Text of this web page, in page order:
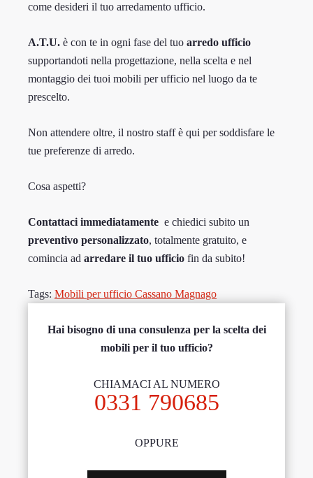
come desideri il tuo arredamento ufficio.
A.T.U. è con te in ogni fase del tuo arredo ufficio
supportandoti nella progettazione, nella scelta e nel
montaggio dei tuoi mobili per ufficio nel luogo da te
prescelto.
Non attendere oltre, il nostro staff è qui per soddisfare le
tue preferenze di arredo.
Cosa aspetti?
Contattaci immediatamente e chiedici subito un
preventivo personalizzato, totalmente gratuito, e
comincia ad arredare il tuo ufficio fin da subito!
Tags: Mobili per ufficio Cassano Magnago
Hai bisogno di una consulenza per la scelta dei
mobili per il tuo ufficio?
CHIAMACI AL NUMERO
0331 790685
OPPURE